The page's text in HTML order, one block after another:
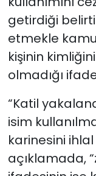
getirdiği
etmekle
kişinin
olmadığı
“Katil
isim
karinesini
açıklamada,